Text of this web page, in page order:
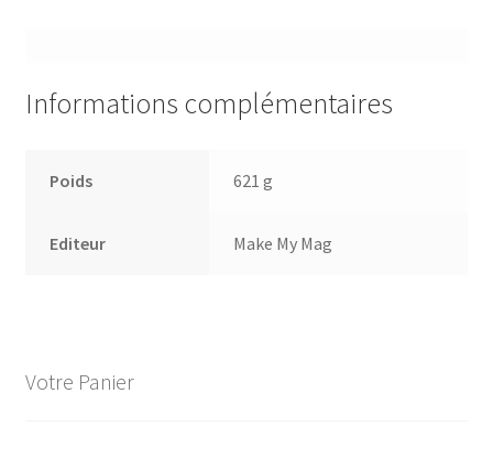
Informations complémentaires
Poids 621 g
Editeur Make My Mag
Votre Panier